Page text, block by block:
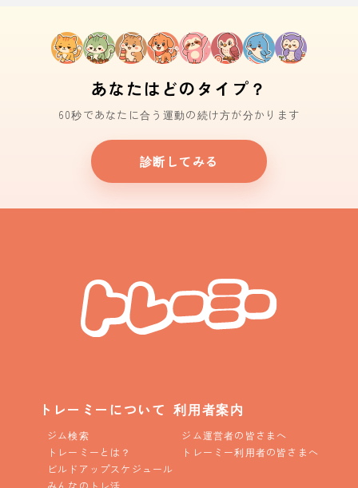
あなたはどのタイプ？
60秒であなたに合う運動の続け方が分かります
診断してみる
トレーミーについて
ジム検索
トレーミーとは？
ビルドアップスケジュール
利用者案内
ジム運営者の皆さまへ
トレーミー利用者の皆さまへ